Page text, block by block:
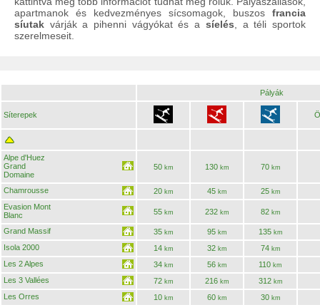
apartmanok és kedvezményes sícsomagok, buszos francia
síutak várják a pihenni vágyókat és a síelés , a téli sportok
szerelmeseit.
Pályák
Síterepek
Alpe d'Huez
Grand
Domaine
50km 130km 70km
Chamrousse 20km 45km 25km
Evasion Mont
Blanc
55km 232km 82km
Grand Massif 35km 95km 135km
Isola 2000 14km 32km 74km
Les 2 Alpes 34km 56km 110 km
Les 3 Vallées 72km 216km 312km
Les Orres 10km 60km 30km